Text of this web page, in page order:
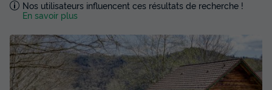
Nos utilisateurs influencent ces résultats de recherche !
En savoir plus